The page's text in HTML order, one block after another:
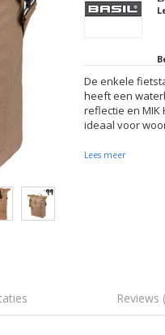
De enkele
heeft een
reflectie en MIK
ideaal voor
Lees meer
Reviews